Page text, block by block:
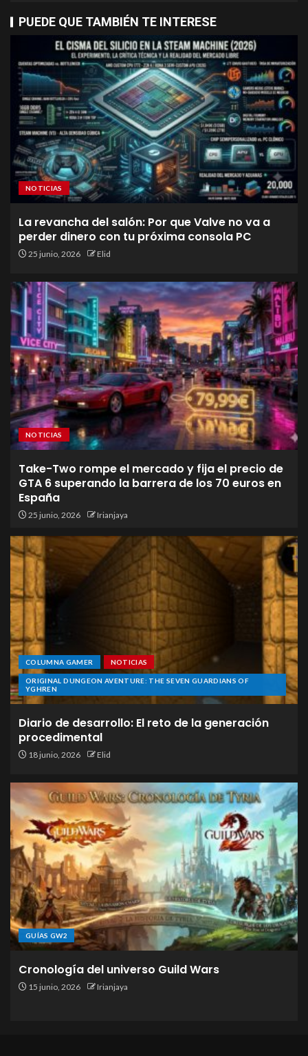
PUEDE QUE TAMBIÉN TE INTERESE
NOTICIAS
La revancha del salón: Por que Valve no va a
perder dinero con tu próxima consola PC
25 junio, 2026 Elid
NOTICIAS
Take-Two rompe el mercado y fija el precio de
GTA 6 superando la barrera de los 70 euros en
España
25 junio, 2026 Irianjaya
COLUMNA GAMER NOTICIAS
ORIGINAL DUNGEON AVENTURE: THE SEVEN GUARDIANS OF
YGHREN
Diario de desarrollo: El reto de la generación
procedimental
18 junio, 2026 Elid
GUÍAS GW2
Cronología del universo Guild Wars
15 junio, 2026 Irianjaya